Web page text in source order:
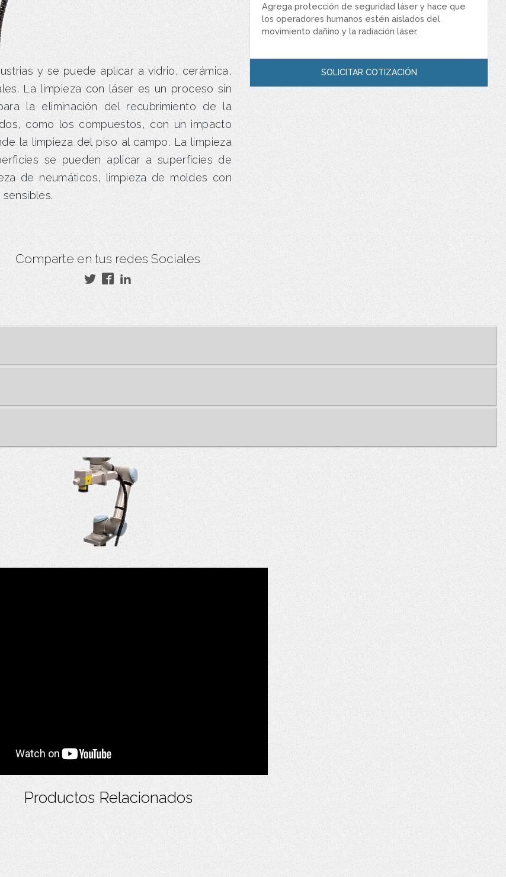
y se puede aplicar a vidrio, cerámica,
La limpieza con láser es un proceso sin
la eliminación del recubrimiento de la
como los compuestos, con un impacto
la limpieza del piso al campo. La limpieza
se pueden aplicar a superficies de
de neumáticos, limpieza de moldes con
Agrega protección de seguridad láser y hace que
los operadores humanos estén aislados del
movimiento dañino y la radiación láser.
SOLICITAR COTIZACIÓN
Comparte en tus redes Sociales
Productos Relacionados